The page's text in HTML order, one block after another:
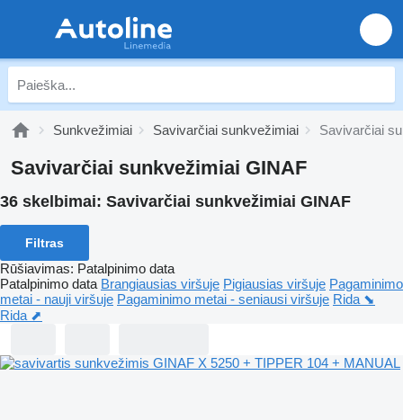
Sunkvežimiai Savivarčiai sunkvežimiai Savivarčiai
Savivarčiai sunkvežimiai GINAF
36 skelbimai: Savivarčiai sunkvežimiai GINAF
Filtras
Rūšiavimas: Patalpinimo data
Patalpinimo data Brangiausias viršuje Pigiausias viršuje Pagaminimo
metai - nauji viršuje Pagaminimo metai - seniausi viršuje Rida ⬊
Rida ⬈